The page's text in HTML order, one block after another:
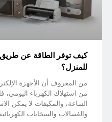
كيف توفر الطاقة عن طريق
للمنزل؟
من المعروف أن الأجهزة
من استهلاك الكهرباء اليومي،
الساعة، والمكيفات لا يمكن
والغسالات والسخانات